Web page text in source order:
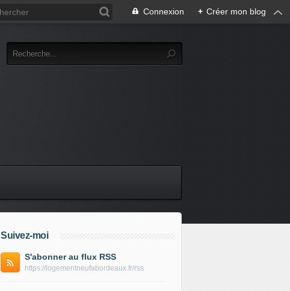
Connexion + Créer mon blog
Suivez-moi
S'abonner au flux RSS
https://logementneufabordeaux.fr/rss